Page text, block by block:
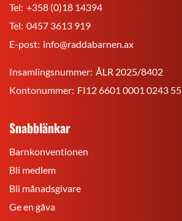
Tel: +358 (0)18 14394
Tel: 0457 3613 919
E-post: info@raddabarnen.ax
Insamlingsnummer: ÅLR 2025/8402
Kontonummer: FI12 6601 0001 0243 55
Snabblänkar
Barnkonventionen
Bli medlem
Bli månadsgivare
Ge en gåva